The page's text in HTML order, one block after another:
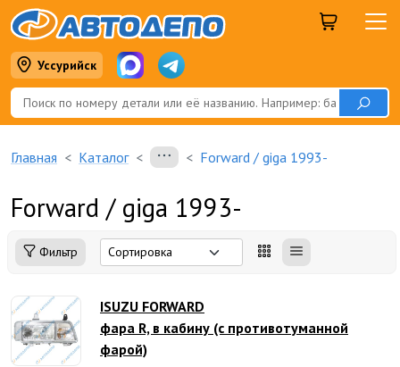
Уссурийск
Главная Каталог Forward / giga 1993-
Forward / giga 1993-
Фильтр
ISUZU FORWARD
фара R, в кабину (с противотуманной
фарой)